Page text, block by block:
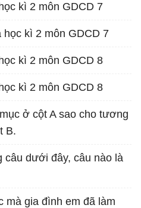
kì 2 môn GDCD 7
kì 2 môn GDCD 7
kì 2 môn GDCD 8
kì 2 môn GDCD 8
ở cột A sao cho tương
B.
câu dưới đây, câu nào là
mà gia đình em đã làm